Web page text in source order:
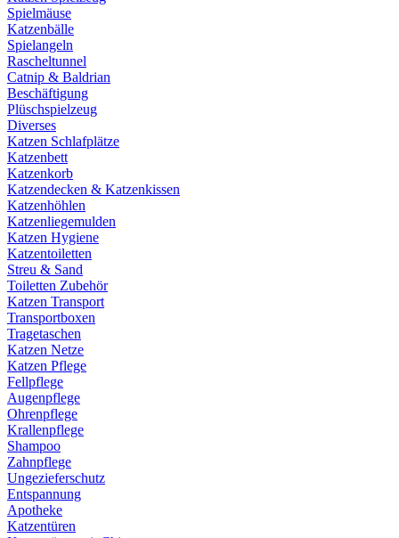
Spielmäuse
Katzenbälle
Spielangeln
Rascheltunnel
Catnip & Baldrian
Beschäftigung
Plüschspielzeug
Diverses
Katzen Schlafplätze
Katzenbett
Katzenkorb
Katzendecken & Katzenkissen
Katzenhöhlen
Katzenliegemulden
Katzen Hygiene
Katzentoiletten
Streu & Sand
Toiletten Zubehör
Katzen Transport
Transportboxen
Tragetaschen
Katzen Netze
Katzen Pflege
Fellpflege
Augenpflege
Ohrenpflege
Krallenpflege
Shampoo
Zahnpflege
Ungezieferschutz
Entspannung
Apotheke
Katzentüren